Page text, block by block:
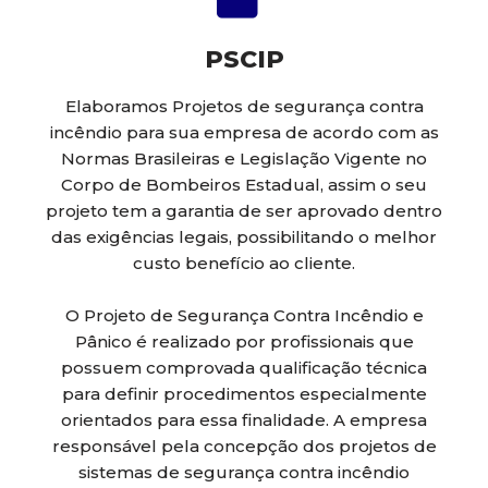
PSCIP
Elaboramos Projetos de segurança contra
incêndio para sua empresa de acordo com as
Normas Brasileiras e Legislação Vigente no
Corpo de Bombeiros Estadual, assim o seu
projeto tem a garantia de ser aprovado dentro
das exigências legais, possibilitando o melhor
custo benefício ao cliente.
O Projeto de Segurança Contra Incêndio e
Pânico é realizado por profissionais que
possuem comprovada qualificação técnica
para definir procedimentos especialmente
orientados para essa finalidade. A empresa
responsável pela concepção dos projetos de
sistemas de segurança contra incêndio